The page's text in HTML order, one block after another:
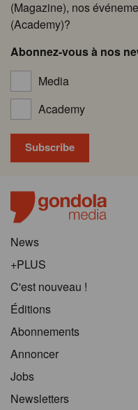
(Magazine), nos
(Academy)?
Abonnez-vous à nos
Media
Academy
News
+PLUS
C'est nouveau !
Éditions
Abonnements
Annoncer
Jobs
Newsletters